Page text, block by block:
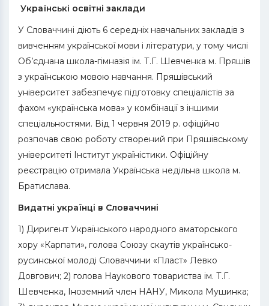
Українські освітні заклади
У Словаччині діють 6 середніх навчальних закладів з
вивченням української мови і літератури, у тому числі
Об’єднана школа-гімназія ім. Т.Г. Шевченка м. Пряшів
з українською мовою навчання. Пряшівський
університет забезпечує підготовку спеціалістів за
фахом «українська мова» у комбінації з іншими
спеціальностями. Від 1 червня 2019 р. офіційно
розпочав свою роботу створений при Пряшівському
університеті Інститут україністики. Офіційну
реєстрацію отримала Українська недільна школа м.
Братислава.
Видатні українці в Словаччині
1) Диригент Українського народного аматорського
хору «Карпати», голова Союзу скаутів українсько-
русинської молоді Словаччини «Пласт» Левко
Довгович; 2) голова Наукового товариства ім. Т.Г.
Шевченка, Іноземний член НАНУ, Микола Мушинка;